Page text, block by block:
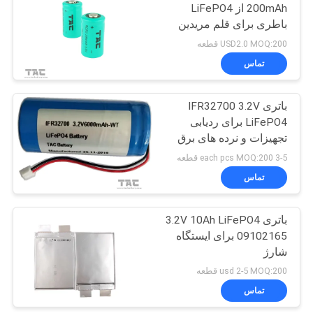
200mAh از LiFePO4
باطری برای قلم مریدین
USD2.0 MOQ:200 قطعه
تماس
باتری IFR32700 3.2V
LiFePO4 برای ردیابی
تجهیزات و نرده های برق
خورشیدی
3-5 each pcs MOQ:200 قطعه
تماس
باتری 3.2V 10Ah LiFePO4
09102165 برای ایستگاه
شارژ
usd 2-5 MOQ:200 قطعه
تماس